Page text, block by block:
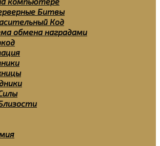
Битвы
Код
обмена наградами